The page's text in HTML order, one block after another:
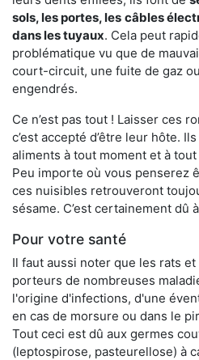
sols, les portes, les câbles
dans les tuyaux. Cela peut
problématique vu que de
court-circuit, une fuite de gaz
engendrés.
Ce n’est pas tout ! Laisser ces
c’est accepté d’être leur hôte.
aliments à tout moment et à
Peu importe où vous penserez
ces nuisibles retrouveront
sésame. C’est certainement dû
Pour votre santé
Il faut aussi noter que les rats
porteurs de nombreuses
l'origine d'infections, d'une
en cas de morsure ou dans le
Tout ceci est dû aux germes
(leptospirose, pasteurellose) à